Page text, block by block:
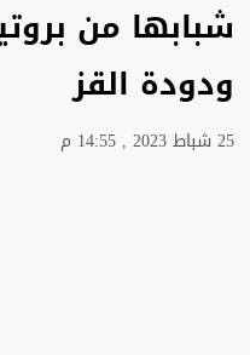
شبابها من
ودودة القز
25 شباط 2023 , 14:55 م